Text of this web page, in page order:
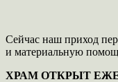
Сейчас наш приход
и материальную
ХРАМ ОТКРЫТ